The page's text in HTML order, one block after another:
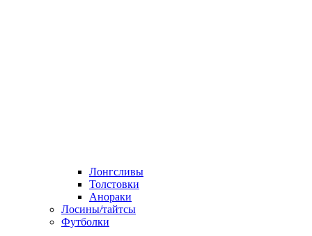
Лонгсливы
Толстовки
Анораки
Лосины/тайтсы
Футболки